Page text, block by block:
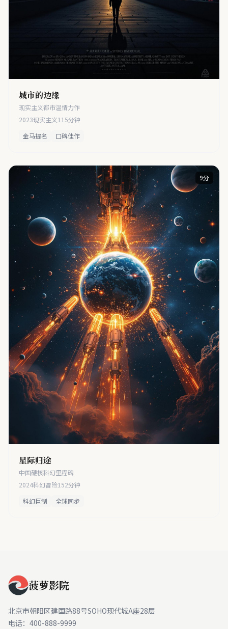
城市的边缘
现实主义都市温情力作
2023现实主义115分钟
金马提名
口碑佳作
9分
星际归途
中国硬核科幻里程碑
2024科幻冒险152分钟
科幻巨制
全球同步
菠萝影院
北京市朝阳区建国路88号SOHO现代城A座28层
电话：400-888-9999